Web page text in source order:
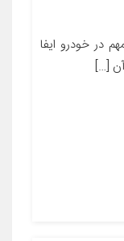
در خودرو ایفا
[…]